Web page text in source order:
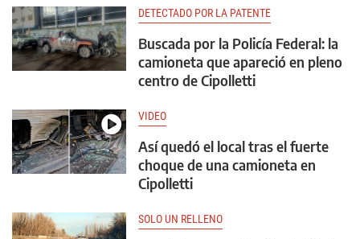
DETECTADO POR LA PATENTE
Buscada por la Policía Federal: la
camioneta que apareció en pleno
centro de Cipolletti
VIDEO
Así quedó el local tras el fuerte
choque de una camioneta en
Cipolletti
SOLO UN RELLENO